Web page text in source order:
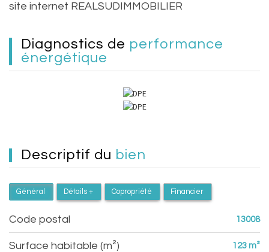
site internet REALSUDIMMOBILIER
diagnostics de performance
énergétique
descriptif du bien
Général Détails + Copropriété Financier
Code postal 13008
Surface habitable (m²) 123 m²